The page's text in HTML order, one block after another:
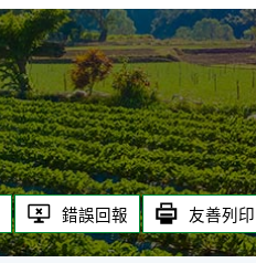
錯誤回報 友善列印